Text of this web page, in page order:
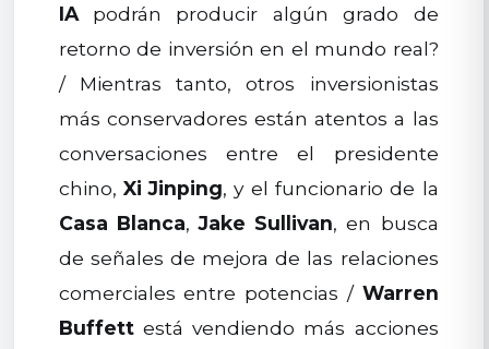
IApodrán producir algún grado de
retorno de inversión en el mundo real?
/ Mientras tanto, otros inversionistas
más conservadores están atentos a las
conversaciones entre el presidente
chino, Xi Jinping, y el funcionario de la
Casa Blanca,Jake Sullivan, en busca
de señales de mejora de las relaciones
comerciales entre potencias / Warren
Buffettestá vendiendo más acciones